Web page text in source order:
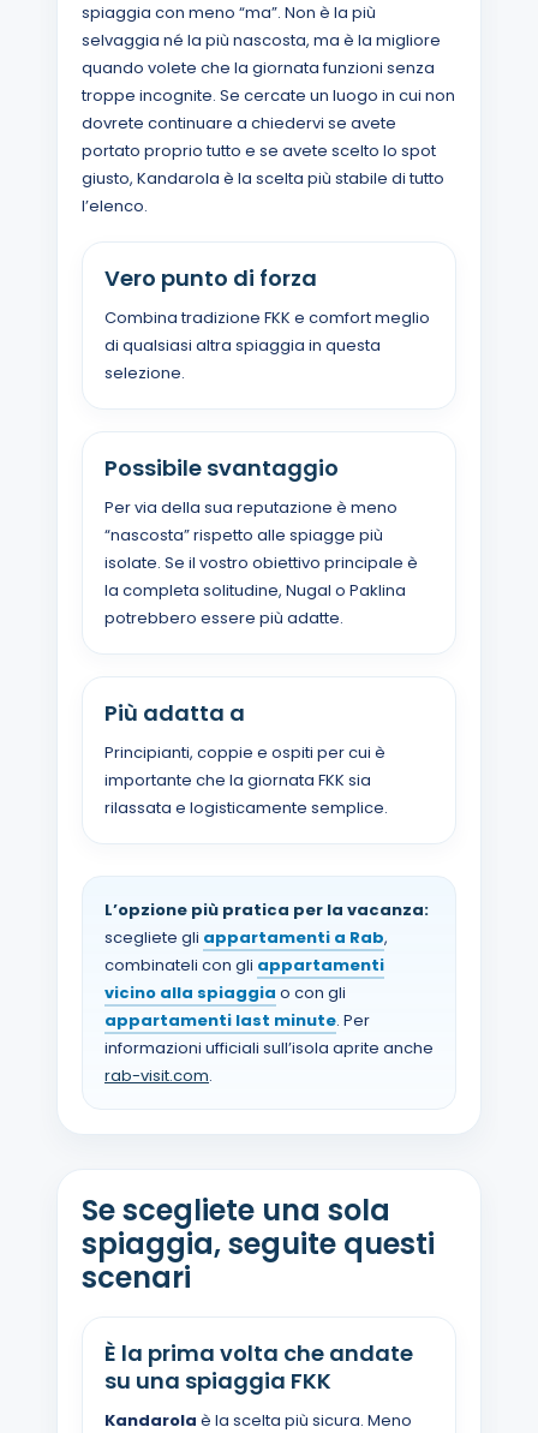
spiaggia con meno “ma”. Non è la più
selvaggia né la più nascosta, ma è la migliore
quando volete che la giornata funzioni senza
troppe incognite. Se cercate un luogo in cui non
dovrete continuare a chiedervi se avete
portato proprio tutto e se avete scelto lo spot
giusto, Kandarola è la scelta più stabile di tutto
l’elenco.
Vero punto di forza
Combina tradizione FKK e comfort meglio
di qualsiasi altra spiaggia in questa
selezione.
Possibile svantaggio
Per via della sua reputazione è meno
“nascosta” rispetto alle spiagge più
isolate. Se il vostro obiettivo principale è
la completa solitudine, Nugal o Paklina
potrebbero essere più adatte.
Più adatta a
Principianti, coppie e ospiti per cui è
importante che la giornata FKK sia
rilassata e logisticamente semplice.
L’opzione più pratica per la vacanza:
scegliete gli appartamenti a Rab,
combinateli con gli appartamenti
vicino alla spiaggia o con gli
appartamenti last minute. Per
informazioni ufficiali sull’isola aprite anche
rab-visit.com.
Se scegliete una sola
spiaggia, seguite questi
scenari
È la prima volta che andate
su una spiaggia FKK
Kandarola è la scelta più sicura. Meno